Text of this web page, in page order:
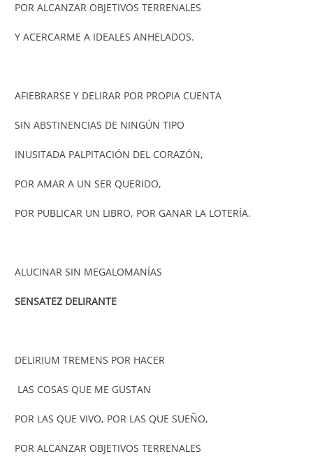
POR ALCANZAR OBJETIVOS TERRENALES
Y ACERCARME A IDEALES ANHELADOS.
AFIEBRARSE Y DELIRAR POR PROPIA CUENTA
SIN ABSTINENCIAS DE NINGÚN TIPO
INUSITADA PALPITACIÓN DEL CORAZÓN,
POR AMAR A UN SER QUERIDO,
POR PUBLICAR UN LIBRO, POR GANAR LA LOTERÍA.
ALUCINAR SIN MEGALOMANÍAS
SENSATEZ DELIRANTE
DELIRIUM TREMENS POR HACER
LAS COSAS QUE ME GUSTAN
POR LAS QUE VIVO, POR LAS QUE SUEÑO,
POR ALCANZAR OBJETIVOS TERRENALES